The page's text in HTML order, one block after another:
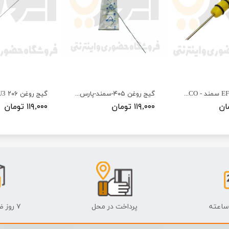
۱۱۹,۰۰۰ تومان
گیج روغن ۴۰۵-سمند-پارس - ISACO - ایساکو آبی-گارانتی پلاس
۱۱۹,۰۰۰ تومان
گیج روغن EF7 سمند - ISACO - ایساکو آبی-گارانتی پلاس
پرداخت در محل ۷ روز ضمانت بازگشت